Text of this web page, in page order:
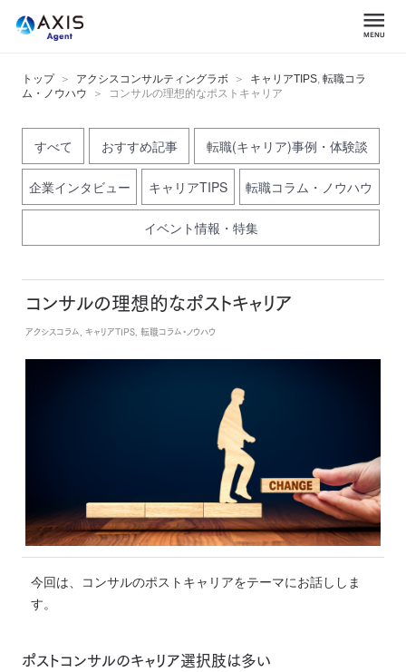
トップ アクシスコンサルティングラボ キャリアTIPS, 転職コラ
ム・ノウハウ
コンサルの理想的なポストキャリア
すべて おすすめ記事 転職(キャリア)事例・体験談
企業インタビュー キャリアTIPS 転職コラム・ノウハウ
イベント情報・特集
コンサルの理想的なポストキャリア
アクシスコラム, キャリアTIPS, 転職コラム・ノウハウ
今回は、コンサルのポストキャリアをテーマにお話ししま
す。
ポストコンサルのキャリア選択肢は多い